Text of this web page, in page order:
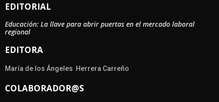
EDITORIAL
Educación: La llave para abrir puertas en el mercado laboral
regional
EDITORA
María de los Ángeles Herrera Carreño
COLABORADOR@S